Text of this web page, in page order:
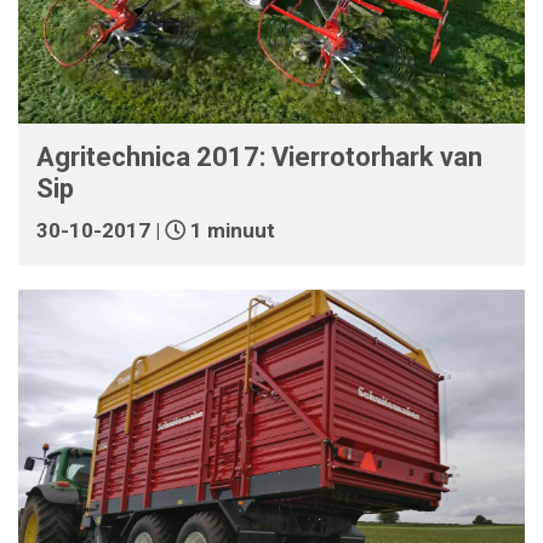
Agritechnica 2017: Vierrotorhark van
Sip
30-10-2017 | 1 minuut